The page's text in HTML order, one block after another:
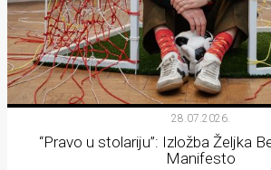
28.07.2026.
“Pravo u stolariju”: Izložba Željka
Manifesto